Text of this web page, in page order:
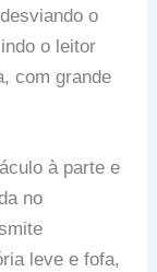
o
o leitor
com grande
à parte e
no
leve e fofa,